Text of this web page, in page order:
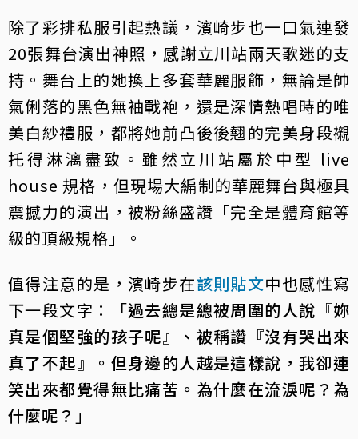
除了彩排私服引起熱議，濱崎步也一口氣連發
20張舞台演出神照，感謝立川站兩天歌迷的支
持。舞台上的她換上多套華麗服飾，無論是帥
氣俐落的黑色無袖戰袍，還是深情熱唱時的唯
美白紗禮服，都將她前凸後後翹的完美身段襯
托得淋漓盡致。雖然立川站屬於中型 live
house 規格，但現場大編制的華麗舞台與極具
震撼力的演出，被粉絲盛讚「完全是體育館等
級的頂級規格」。
值得注意的是，濱崎步在該則貼文中也感性寫
下一段文字：「過去總是總被周圍的人說『妳
真是個堅強的孩子呢』、被稱讚『沒有哭出來
真了不起』。但身邊的人越是這樣說，我卻連
笑出來都覺得無比痛苦。為什麼在流淚呢？為
什麼呢？ 」